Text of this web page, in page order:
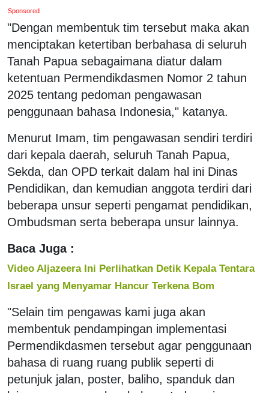
Sponsored
"Dengan membentuk tim tersebut maka akan
menciptakan ketertiban berbahasa di seluruh
Tanah Papua sebagaimana diatur dalam
ketentuan Permendikdasmen Nomor 2 tahun
2025 tentang pedoman pengawasan
penggunaan bahasa Indonesia," katanya.
Menurut Imam, tim pengawasan sendiri terdiri
dari kepala daerah, seluruh Tanah Papua,
Sekda, dan OPD terkait dalam hal ini Dinas
Pendidikan, dan kemudian anggota terdiri dari
beberapa unsur seperti pengamat pendidikan,
Ombudsman serta beberapa unsur lainnya.
Baca Juga :
Video Aljazeera Ini Perlihatkan Detik Kepala Tentara
Israel yang Menyamar Hancur Terkena Bom
"Selain tim pengawas kami juga akan
membentuk pendampingan implementasi
Permendikdasmen tersebut agar penggunaan
bahasa di ruang ruang publik seperti di
petunjuk jalan, poster, baliho, spanduk dan